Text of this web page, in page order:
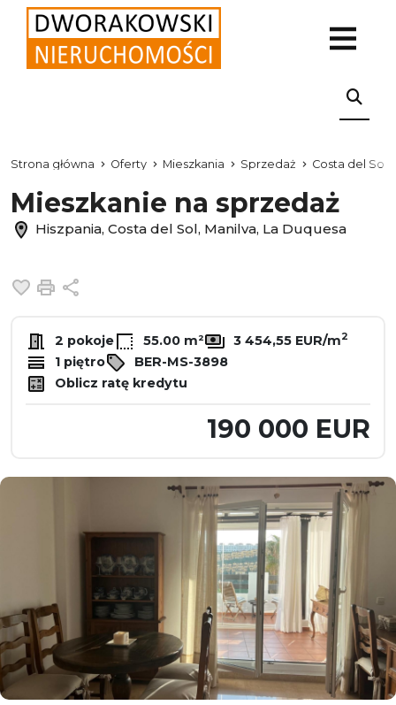
Strona główna Oferty Mieszkania Sprzedaż Costa del Sol
Mieszkanie na sprzedaż
Hiszpania, Costa del Sol, Manilva, La Duquesa
Dodaj do ulubionych
Drukuj
2 pokoje 55.00 m² 3 454,55 EUR/m2
1 piętro
BER-MS-3898
Oblicz ratę kredytu
190 000 EUR